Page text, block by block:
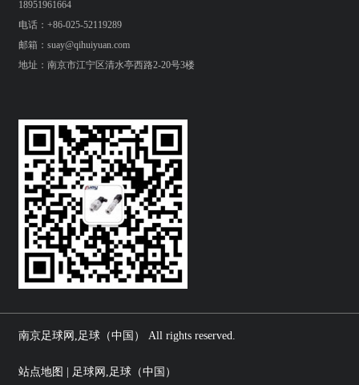
18951961664
电话：+86-025-52119289
邮箱：suay@qihuiyuan.com
地址：南京市江宁区清水亭西路2-20号3楼
南京足球网,足球（中国） All rights reserved.
站点地图 | 足球网,足球（中国）